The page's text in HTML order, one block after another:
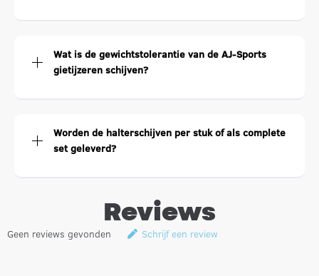
Wat is de gewichtstolerantie van de AJ-Sports
gietijzeren schijven?
Worden de halterschijven per stuk of als complete
set geleverd?
Reviews
Geen reviews gevonden Schrijf een review